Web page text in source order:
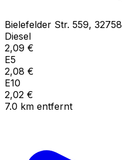
Bielefelder Str. 559, 32758
Diesel
2,09 €
E5
2,08 €
E10
2,02 €
7.0 km entfernt